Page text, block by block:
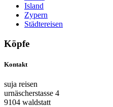
Island
Zypern
Städtereisen
Köpfe
Kontakt
suja reisen
urnäscherstasse 4
9104 waldstatt